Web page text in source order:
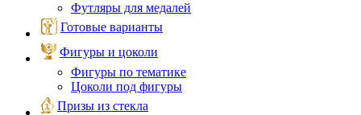
Футляры для медалей
Готовые варианты
Фигуры и цоколи
Фигуры по тематике
Цоколи под фигуры
Призы из стекла